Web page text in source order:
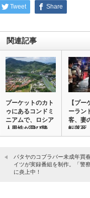
Tweet Share
関連記事
プーケットのカト
ゥにあるコンドミ
ニアムで、ロシア
人男性が飛び降
り…
【プ
ーラン
客、妻
転落死
ニ…
パタヤのコブラバー未成年買
イツが実録番組を制作。「警
に炎上中！